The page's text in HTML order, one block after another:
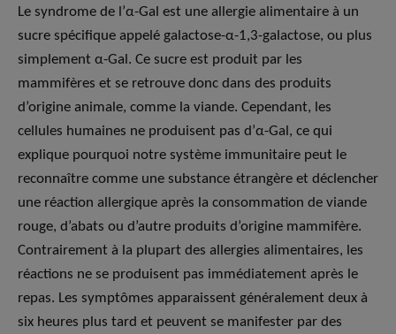
Le syndrome de l’α-Gal est une allergie alimentaire à un
sucre spécifique appelé galactose-α-1,3-galactose, ou plus
simplement α-Gal. Ce sucre est produit par les
mammifères et se retrouve donc dans des produits
d’origine animale, comme la viande. Cependant, les
cellules humaines ne produisent pas d’α-Gal, ce qui
explique pourquoi notre système immunitaire peut le
reconnaître comme une substance étrangère et déclencher
une réaction allergique après la consommation de viande
rouge, d’abats ou d’autre produits d’origine mammifère.
Contrairement à la plupart des allergies alimentaires, les
réactions ne se produisent pas immédiatement après le
repas. Les symptômes apparaissent généralement deux à
six heures plus tard et peuvent se manifester par des